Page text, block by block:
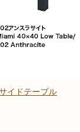
イドテーブル